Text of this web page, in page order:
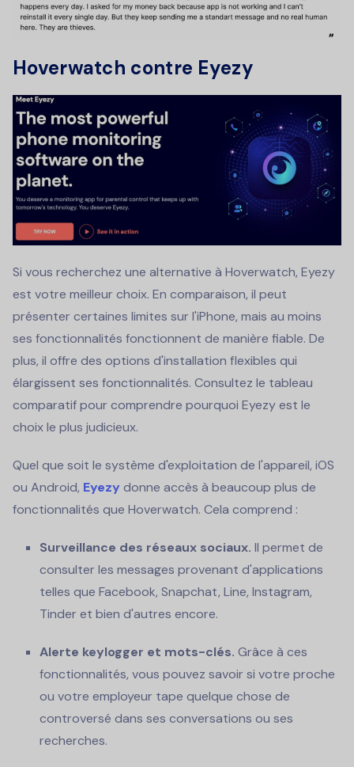
Hoverwatch contre Eyezy
Si vous recherchez une alternative à Hoverwatch, Eyezy
est votre meilleur choix. En comparaison, il peut
présenter certaines limites sur l'iPhone, mais au moins
ses fonctionnalités fonctionnent de manière fiable. De
plus, il offre des options d'installation flexibles qui
élargissent ses fonctionnalités. Consultez le tableau
comparatif pour comprendre pourquoi Eyezy est le
choix le plus judicieux.
Quel que soit le système d'exploitation de l'appareil, iOS
ou Android, Eyezy donne accès à beaucoup plus de
fonctionnalités que Hoverwatch. Cela comprend :
Surveillance des réseaux sociaux. Il permet de
consulter les messages provenant d'applications
telles que Facebook, Snapchat, Line, Instagram,
Tinder et bien d'autres encore.
Alerte keylogger et mots-clés. Grâce à ces
fonctionnalités, vous pouvez savoir si votre proche
ou votre employeur tape quelque chose de
controversé dans ses conversations ou ses
recherches.